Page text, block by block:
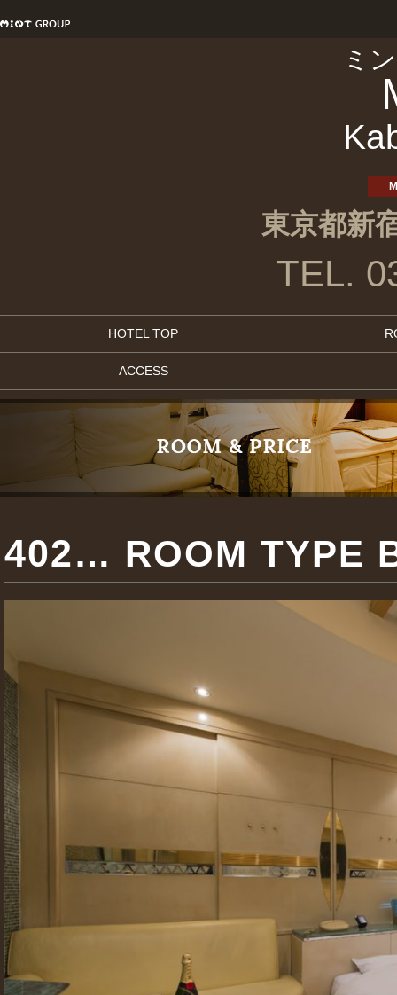
ミ
東京都新
TEL.
HOTEL TOP
ACCESS
402… ROOM TYPE